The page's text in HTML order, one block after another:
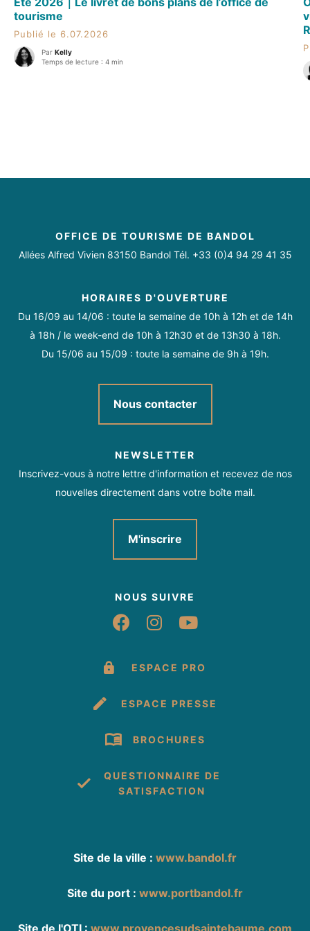
tourisme
Publié le 6.07.2026
Par Kelly
Temps de lecture : 4 min
OFFICE DE TOURISME DE BANDOL
Allées Alfred Vivien 83150 Bandol Tél. +33 (0)4 94 29 41 35
HORAIRES D'OUVERTURE
Du 16/09 au 14/06 : toute la semaine de 10h à 12h et de 14h
à 18h / le week-end de 10h à 12h30 et de 13h30 à 18h.
Du 15/06 au 15/09 : toute la semaine de 9h à 19h.
Nous contacter
NEWSLETTER
Inscrivez-vous à notre lettre d'information et recevez de nos
nouvelles directement dans votre boîte mail.
M'inscrire
NOUS SUIVRE
Suivez-nous sur
Suivez-nous sur
Suivez-nous
ESPACE PRO
ESPACE PRESSE
BROCHURES
QUESTIONNAIRE DE
SATISFACTION
Site de la ville : www.bandol.fr
Site du port : www.portbandol.fr